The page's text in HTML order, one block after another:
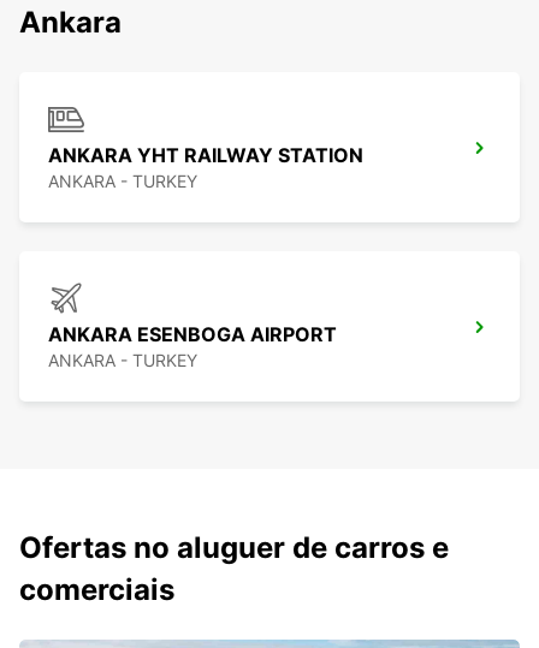
Ankara
ANKARA YHT RAILWAY STATION
ANKARA - TURKEY
ANKARA ESENBOGA AIRPORT
ANKARA - TURKEY
Ofertas no aluguer de carros e
comerciais